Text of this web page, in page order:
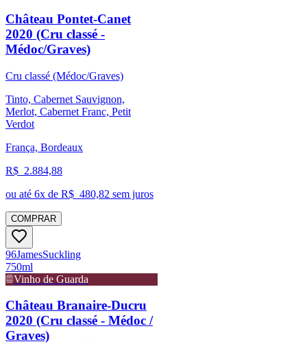
Château Pontet-Canet
2020 (Cru classé -
Médoc/Graves)
Cru classé (Médoc/Graves)
Tinto, Cabernet Sauvignon,
Merlot, Cabernet Franc, Petit
Verdot
França, Bordeaux
R$ 2.884,88
ou até 6x de R$ 480,82 sem juros
COMPRAR
96JamesSuckling
750ml
Vinho de Guarda
Château Branaire-Ducru
2020 (Cru classé - Médoc /
Graves)